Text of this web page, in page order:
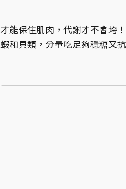
能保住肌肉，代謝才不會垮！
和貝類，分量吃足夠穩糖又抗